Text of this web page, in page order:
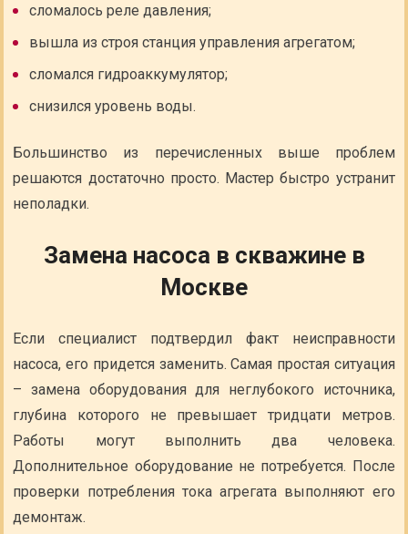
сломалось реле давления;
вышла из строя станция управления агрегатом;
сломался гидроаккумулятор;
снизился уровень воды.
Большинство из перечисленных выше проблем
решаются достаточно просто. Мастер быстро устранит
неполадки.
Замена насоса в скважине в
Москве
Если специалист подтвердил факт неисправности
насоса, его придется заменить. Самая простая ситуация
– замена оборудования для неглубокого источника,
глубина которого не превышает тридцати метров.
Работы могут выполнить два человека.
Дополнительное оборудование не потребуется. После
проверки потребления тока агрегата выполняют его
демонтаж.